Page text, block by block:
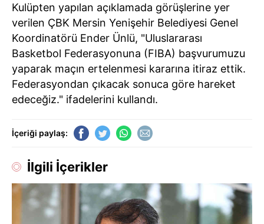
Kulüpten yapılan açıklamada görüşlerine yer
verilen ÇBK Mersin Yenişehir Belediyesi Genel
Koordinatörü Ender Ünlü, "Uluslararası
Basketbol Federasyonuna (FIBA) başvurumuzu
yaparak maçın ertelenmesi kararına itiraz ettik.
Federasyondan çıkacak sonuca göre hareket
edeceğiz." ifadelerini kullandı.
İçeriği paylaş:
İlgili İçerikler